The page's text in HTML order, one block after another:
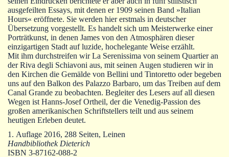
ausgefeilten Essays, mit denen er 1909 seinen Band »Italian
Hours« eröffnete. Sie werden hier erstmals in deutscher
Übersetzung vorgestellt. Es handelt sich um Meisterwerke einer
Porträtkunst, in denen James von den Atmosphären dieser
einzigartigen Stadt auf luzide, hochelegante Weise erzählt.
Mit ihm durchstreifen wir La Serenissima von seinem Quartier an
der Riva degli Schiavoni aus, mit seinen Augen studieren wir in
den Kirchen die Gemälde von Bellini und Tintoretto oder begeben
uns auf den Balkon des Palazzo Barbaro, um das Treiben auf dem
Canal Grande zu beobachten. Begleiter des Lesers auf all diesen
Wegen ist Hanns-Josef Ortheil, der die Venedig-Passion des
großen amerikanischen Schriftstellers teilt und aus seinem
heutigen Erleben deutet.
1. Auflage 2016, 288 Seiten, Leinen
Handbibliothek Dieterich
ISBN 3-87162-088-2